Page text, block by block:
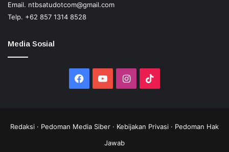
Email. ntbsatudotcom@gmail.com
Telp. +62 857 1314 8528
Media Sosial
Facebook
YouTubeInstagram
Redaksi · Pedoman Media Siber · Kebijakan Privasi · Pedoman Hak
Jawab